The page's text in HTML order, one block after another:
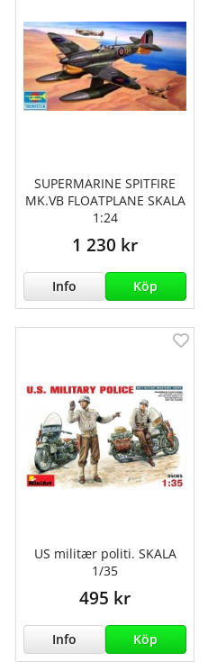
SUPERMARINE SPITFIRE
MK.VB FLOATPLANE SKALA
1:24
1 230 kr
Info Köp
US militær politi. SKALA
1/35
495 kr
Info Köp